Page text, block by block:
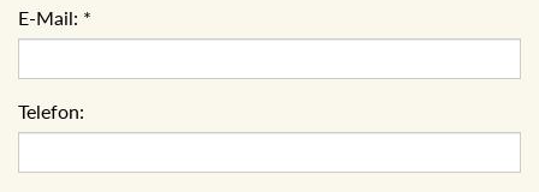
E-Mail: *
Telefon: